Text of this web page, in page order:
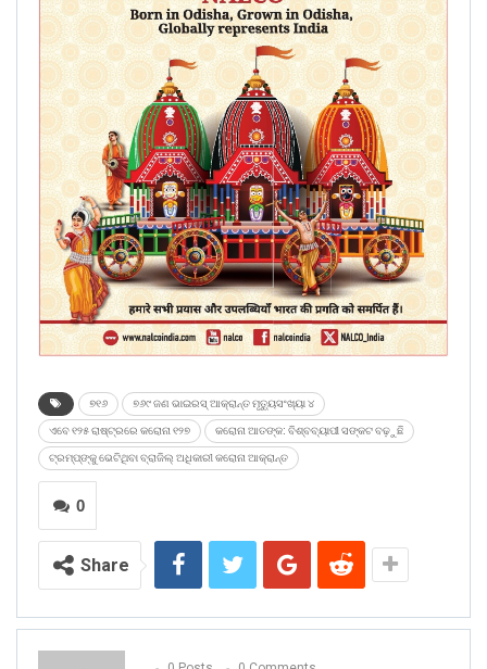
୭୧୬ ୭୬୯ ଜଣ ଭାଇରସ୍‌ ଆକ୍ରାନ୍ତ ମୃତ୍ୟୁସଂଖ୍ୟା ୪
ଏବେ ୧୨୫ ରାଷ୍ଟ୍ରରେ କରୋନା ୧୨୭ କରୋନା ଆତଙ୍କ: ବିଶ୍ବବ୍ୟାପୀ ସଙ୍କଟ ବଢ଼ୁଛି
ଟ୍ରମ୍ପ୍‌ଙ୍କୁ ଭେଟିଥିବା ବ୍ରାଜିଲ୍‌ ଅଧିକାରୀ କରୋନା ଆକ୍ରାନ୍ତ
0
Share